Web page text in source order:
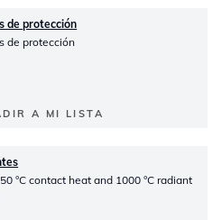
de protección
de protección
A MI LISTA
°C contact heat and 1000 °C radiant